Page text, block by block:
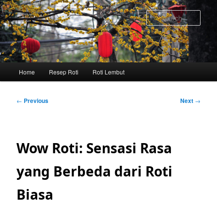
Skip
to
primary
content
Home Resep Roti Roti Lembut
Post
← Previous Next →
Wow Roti: Sensasi Rasa
yang Berbeda dari Roti
Biasa